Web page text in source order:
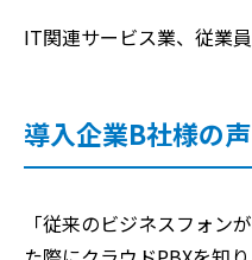
IT関連サービス業、従業
導入企業B社様の声
「従来のビジネスフォン